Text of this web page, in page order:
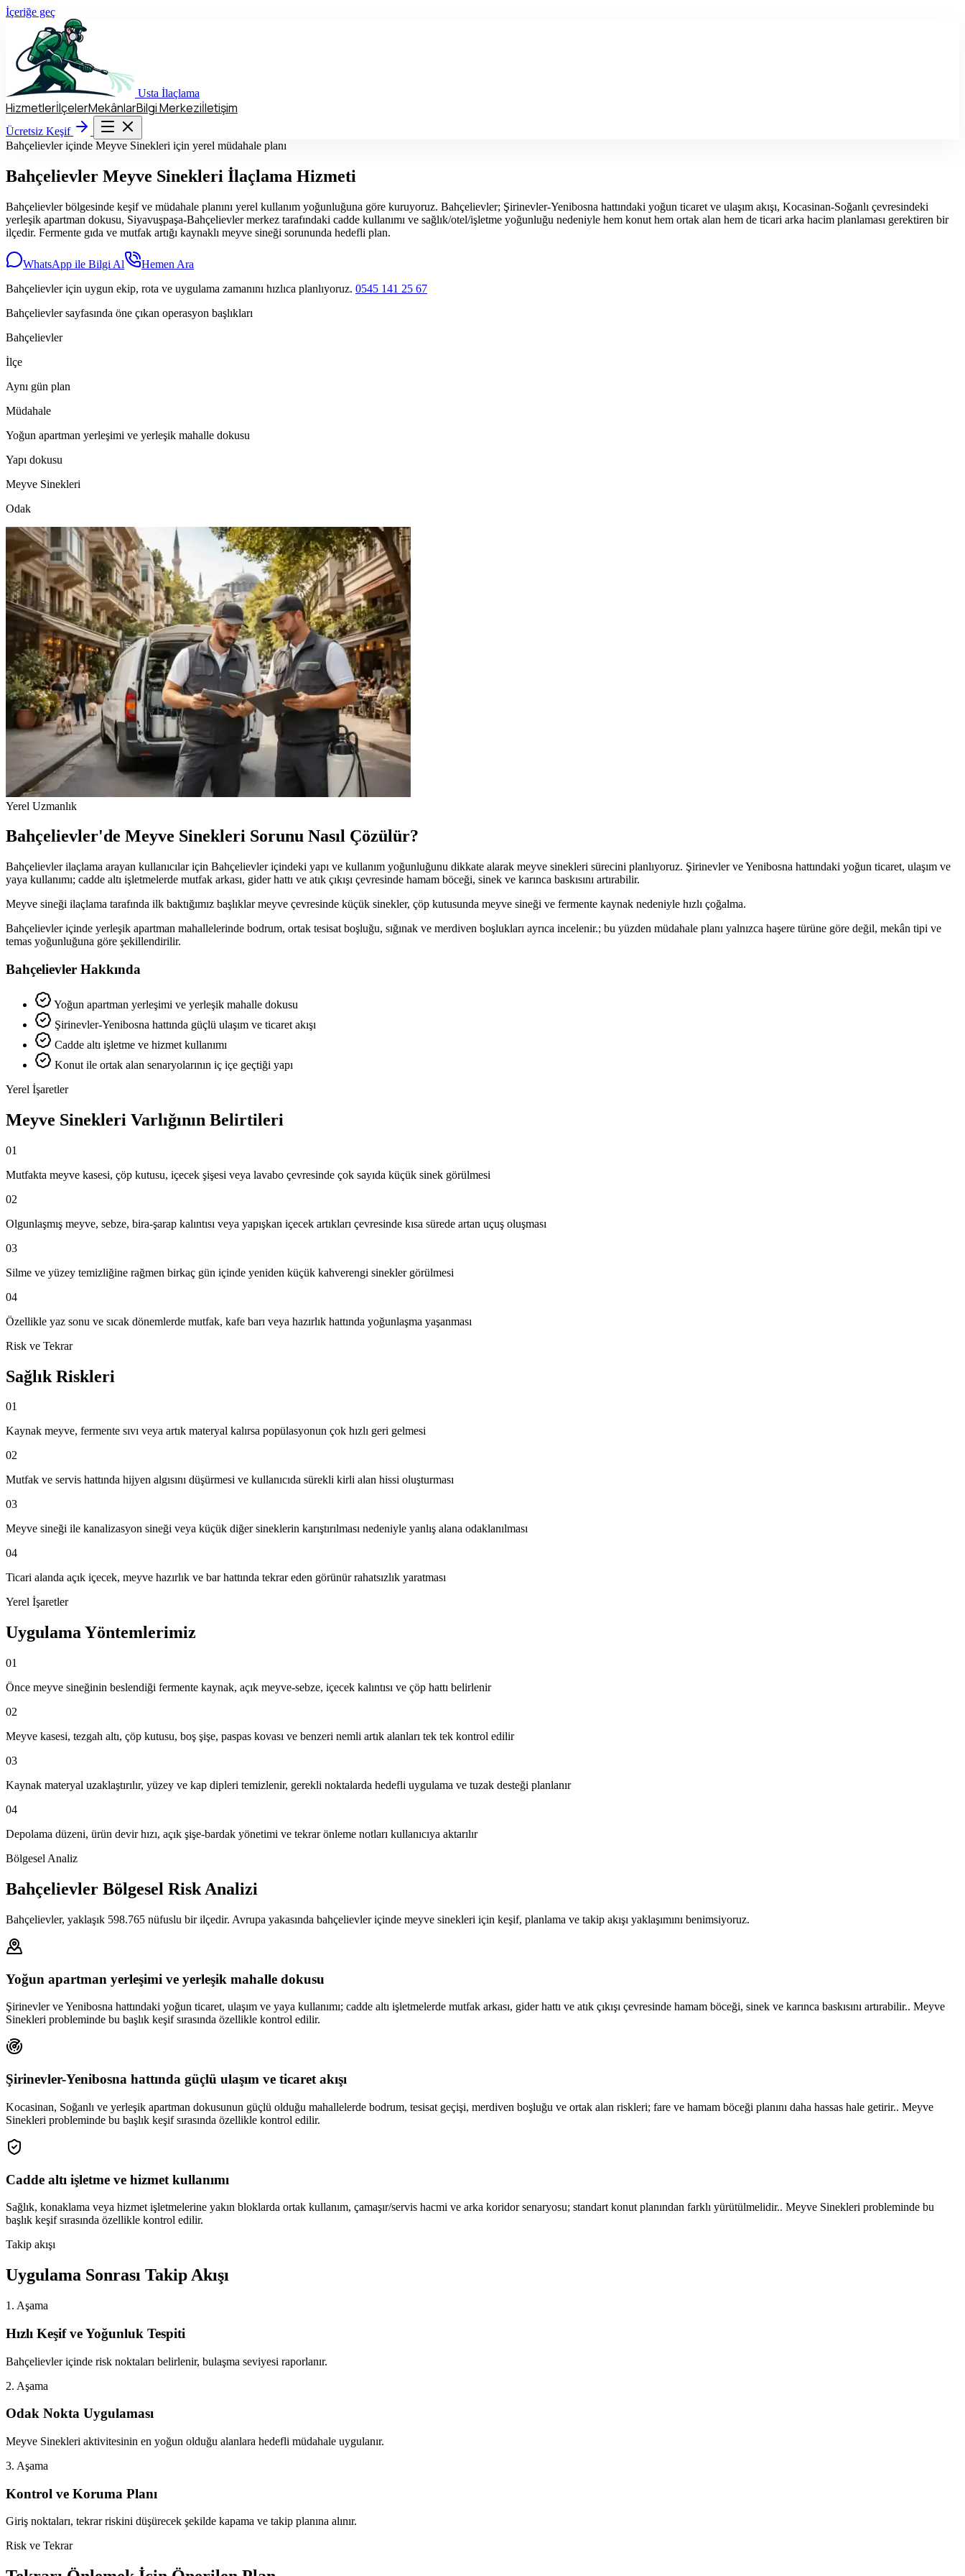
İçeriğe geç
Usta İlaçlama
HizmetlerİlçelerMekânlarBilgi Merkeziİletişim
Ücretsiz Keşif
Hizmetler İlçeler Mekânlar Bilgi Merkezi
Bahçelievler içinde Meyve Sinekleri için yerel müdahale planı
Bahçelievler Meyve Sinekleri İlaçlama Hizmeti
Bahçelievler bölgesinde keşif ve müdahale planını yerel kullanım yoğunluğuna göre kuruyoruz. Bahçelievler; Şirinevler-Yenibosna hattındaki yoğun ticaret ve ulaşım akışı, Kocasinan-Soğanlı çevresindeki
yerleşik apartman dokusu, Siyavuşpaşa-Bahçelievler merkez tarafındaki cadde kullanımı ve sağlık/otel/işletme yoğunluğu nedeniyle hem konut hem ortak alan hem de ticari arka hacim planlaması gerektiren bir
ilçedir. Fermente gıda ve mutfak artığı kaynaklı meyve sineği sorununda hedefli plan.
WhatsApp ile Bilgi Al
Hemen Ara
Bahçelievler için uygun ekip, rota ve uygulama zamanını hızlıca planlıyoruz. 0545 141 25 67
Bahçelievler sayfasında öne çıkan operasyon başlıkları
Bahçelievler
İlçe
Aynı gün plan
Müdahale
Yoğun apartman yerleşimi ve yerleşik mahalle dokusu
Yapı dokusu
Meyve Sinekleri
Odak
Yerel Uzmanlık
Bahçelievler'de Meyve Sinekleri Sorunu Nasıl Çözülür?
Bahçelievler ilaçlama arayan kullanıcılar için Bahçelievler içindeki yapı ve kullanım yoğunluğunu dikkate alarak meyve sinekleri sürecini planlıyoruz. Şirinevler ve Yenibosna hattındaki yoğun ticaret, ulaşım ve
yaya kullanımı; cadde altı işletmelerde mutfak arkası, gider hattı ve atık çıkışı çevresinde hamam böceği, sinek ve karınca baskısını artırabilir.
Meyve sineği ilaçlama tarafında ilk baktığımız başlıklar meyve çevresinde küçük sinekler, çöp kutusunda meyve sineği ve fermente kaynak nedeniyle hızlı çoğalma.
Bahçelievler içinde yerleşik apartman mahallelerinde bodrum, ortak tesisat boşluğu, sığınak ve merdiven boşlukları ayrıca incelenir.; bu yüzden müdahale planı yalnızca haşere türüne göre değil, mekân tipi ve
temas yoğunluğuna göre şekillendirilir.
Bahçelievler Hakkında
Yoğun apartman yerleşimi ve yerleşik mahalle dokusu
Şirinevler-Yenibosna hattında güçlü ulaşım ve ticaret akışı
Cadde altı işletme ve hizmet kullanımı
Konut ile ortak alan senaryolarının iç içe geçtiği yapı
Yerel İşaretler
Meyve Sinekleri Varlığının Belirtileri
01
Mutfakta meyve kasesi, çöp kutusu, içecek şişesi veya lavabo çevresinde çok sayıda küçük sinek görülmesi
02
Olgunlaşmış meyve, sebze, bira-şarap kalıntısı veya yapışkan içecek artıkları çevresinde kısa sürede artan uçuş oluşması
03
Silme ve yüzey temizliğine rağmen birkaç gün içinde yeniden küçük kahverengi sinekler görülmesi
04
Özellikle yaz sonu ve sıcak dönemlerde mutfak, kafe barı veya hazırlık hattında yoğunlaşma yaşanması
Risk ve Tekrar
Sağlık Riskleri
01
Kaynak meyve, fermente sıvı veya artık materyal kalırsa popülasyonun çok hızlı geri gelmesi
02
Mutfak ve servis hattında hijyen algısını düşürmesi ve kullanıcıda sürekli kirli alan hissi oluşturması
03
Meyve sineği ile kanalizasyon sineği veya küçük diğer sineklerin karıştırılması nedeniyle yanlış alana odaklanılması
04
Ticari alanda açık içecek, meyve hazırlık ve bar hattında tekrar eden görünür rahatsızlık yaratması
Yerel İşaretler
Uygulama Yöntemlerimiz
01
Önce meyve sineğinin beslendiği fermente kaynak, açık meyve-sebze, içecek kalıntısı ve çöp hattı belirlenir
02
Meyve kasesi, tezgah altı, çöp kutusu, boş şişe, paspas kovası ve benzeri nemli artık alanları tek tek kontrol edilir
03
Kaynak materyal uzaklaştırılır, yüzey ve kap dipleri temizlenir, gerekli noktalarda hedefli uygulama ve tuzak desteği planlanır
04
Depolama düzeni, ürün devir hızı, açık şişe-bardak yönetimi ve tekrar önleme notları kullanıcıya aktarılır
Bölgesel Analiz
Bahçelievler Bölgesel Risk Analizi
Bahçelievler, yaklaşık 598.765 nüfuslu bir ilçedir. Avrupa yakasında bahçelievler içinde meyve sinekleri için keşif, planlama ve takip akışı yaklaşımını benimsiyoruz.
Yoğun apartman yerleşimi ve yerleşik mahalle dokusu
Şirinevler ve Yenibosna hattındaki yoğun ticaret, ulaşım ve yaya kullanımı; cadde altı işletmelerde mutfak arkası, gider hattı ve atık çıkışı çevresinde hamam böceği, sinek ve karınca baskısını artırabilir.. Meyve
Sinekleri probleminde bu başlık keşif sırasında özellikle kontrol edilir.
Şirinevler-Yenibosna hattında güçlü ulaşım ve ticaret akışı
Kocasinan, Soğanlı ve yerleşik apartman dokusunun güçlü olduğu mahallelerde bodrum, tesisat geçişi, merdiven boşluğu ve ortak alan riskleri; fare ve hamam böceği planını daha hassas hale getirir.. Meyve
Sinekleri probleminde bu başlık keşif sırasında özellikle kontrol edilir.
Cadde altı işletme ve hizmet kullanımı
Sağlık, konaklama veya hizmet işletmelerine yakın bloklarda ortak kullanım, çamaşır/servis hacmi ve arka koridor senaryosu; standart konut planından farklı yürütülmelidir.. Meyve Sinekleri probleminde bu
başlık keşif sırasında özellikle kontrol edilir.
Takip akışı
Uygulama Sonrası Takip Akışı
1. Aşama
Hızlı Keşif ve Yoğunluk Tespiti
Bahçelievler içinde risk noktaları belirlenir, bulaşma seviyesi raporlanır.
2. Aşama
Odak Nokta Uygulaması
Meyve Sinekleri aktivitesinin en yoğun olduğu alanlara hedefli müdahale uygulanır.
3. Aşama
Kontrol ve Koruma Planı
Giriş noktaları, tekrar riskini düşürecek şekilde kapama ve takip planına alınır.
Risk ve Tekrar